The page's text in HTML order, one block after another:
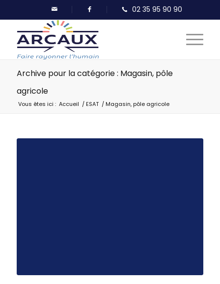
Archive pour la catégorie : Magasin, pôle
agricole
Vous êtes ici : Accueil / ESAT / Magasin, pôle agricole